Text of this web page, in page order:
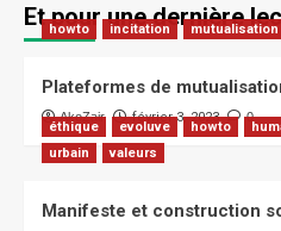
Et pour une dernière
howto incitation mutualisation
Plateformes de
AkoZair février 3, 2023 0
éthique evoluve howto
urbain
valeurs
Manifeste et construction